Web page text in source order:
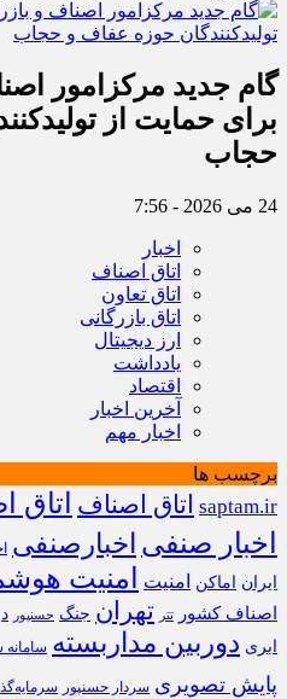
گام جدید مرکزامور
برای حمایت از
حجاب
24 می 2026 - 7:56
اخبار
اتاق اصناف
اتاق تعاون
اتاق بازرگانی
ارز دیجیتال
یادداشت
اقتصاد
آخرین اخبار
اخبار مهم
برچسب ها
saptam.ir اتاق اصناف اتاق
اخبار صنفی اخبارصنفی
ایران
اماکن امنیت امنیت
اصناف کشور
تتر تهران جنگ حسنپور
ابری دوربین مداربسته سامانه
پایش تصویری سردار حسنپور